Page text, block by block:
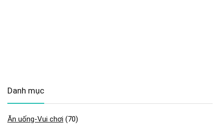
Danh mục
Ăn uống-Vui chơi (70)